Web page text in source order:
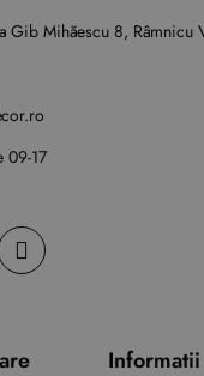
Gib Mihăescu 8, Râmnicu
09-17